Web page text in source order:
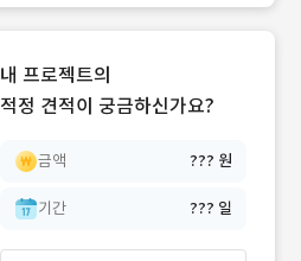
내 프로젝트의
적정 견적이 궁금하신가요?
금액 ??? 원
기간 ??? 일